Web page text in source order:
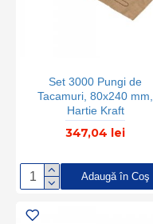
Set 3000 Pungi de
Tacamuri, 80x240 mm,
Hartie Kraft
347,04 lei
Adaugă în Coş